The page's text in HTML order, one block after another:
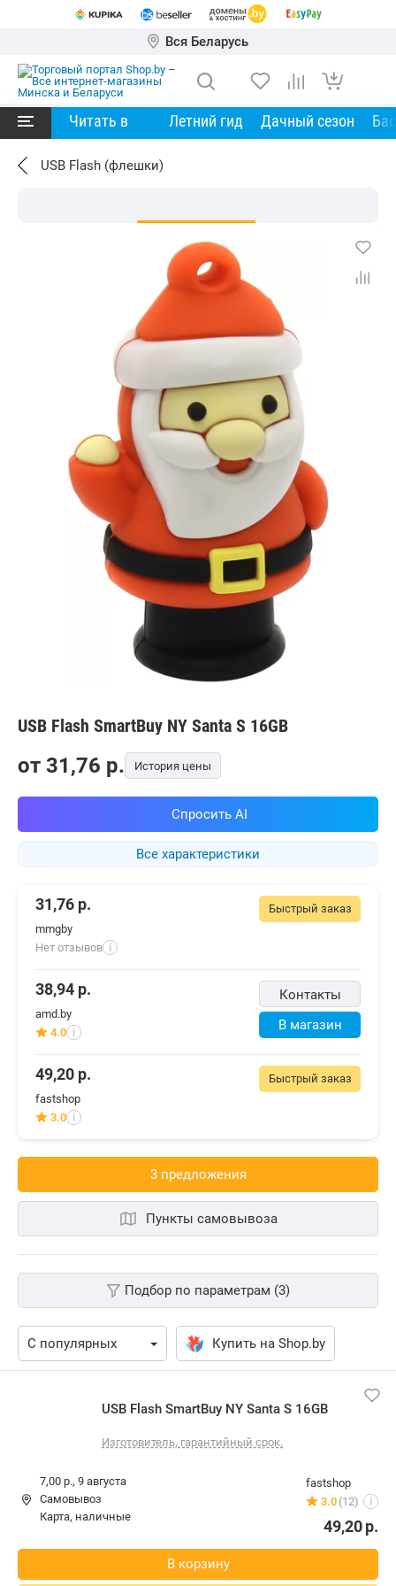
Вся Беларусь
Читать в Летний гид Дачный сезон
USB Flash (флешки)
USB Flash SmartBuy NY Santa S 16GB
Все характеристики
от 31,76 p. История цены
Спросить AI
Быстрый заказ
31,76 р.
mmgby
Нет отзывов i
Контакты
В магазин
38,94 р.
amd.by
4.0 i
Быстрый заказ
49,20 р.
fastshop
3.0 i
3 предложения
Пункты самовывоза
Подбор по параметрам (3)
Купить на Shop.by
USB Flash SmartBuy NY Santa S 16GB
Изготовитель, гарантийный срок.
fastshop
3.0 (12) i
7,00 р., 9 августа
Самовывоз
карта, наличные
49,20р.
В корзину